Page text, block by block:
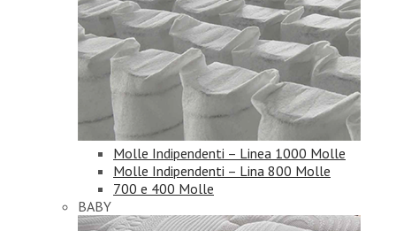
Molle Indipendenti – Linea 1000 Molle
Molle Indipendenti – Lina 800 Molle
700 e 400 Molle
BABY